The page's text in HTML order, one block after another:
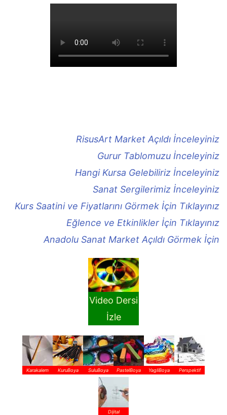
RisusArt Market Açıldı İnceleyiniz
Gurur Tablomuzu İnceleyiniz
Hangi Kursa Gelebiliriz İnceleyiniz
Sanat Sergilerimiz İnceleyiniz
Kurs Saatini ve Fiyatlarını Görmek İçin Tıklayınız
Eğlence ve Etkinlikler İçin Tıklayınız
Anadolu Sanat Market Açıldı Görmek İçin
Video Dersi
İzle
Karakalem KuruBoya SuluBoya PastelBoya YagliBoya Perspektif
Dijital